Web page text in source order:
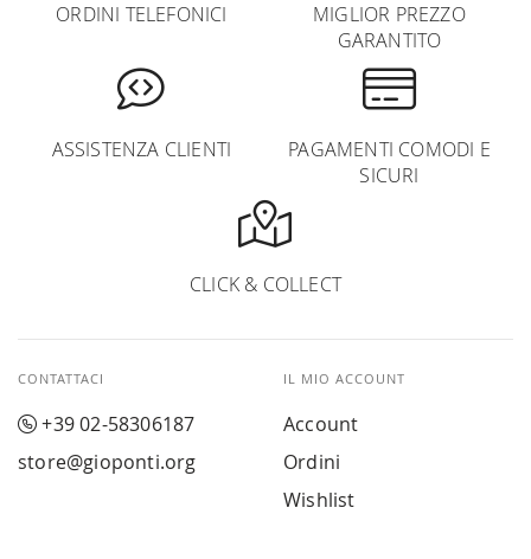
ORDINI TELEFONICI
MIGLIOR PREZZO
GARANTITO
ASSISTENZA CLIENTI
PAGAMENTI COMODI E
SICURI
CLICK & COLLECT
CONTATTACI
+39 02-58306187
store@gioponti.org
IL MIO ACCOUNT
Account
Ordini
Wishlist